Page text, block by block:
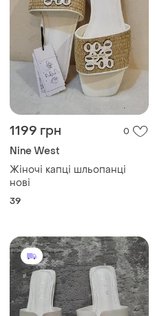
1199 грн 0
Nine West
Жіночі капці шльопанці
нові
39